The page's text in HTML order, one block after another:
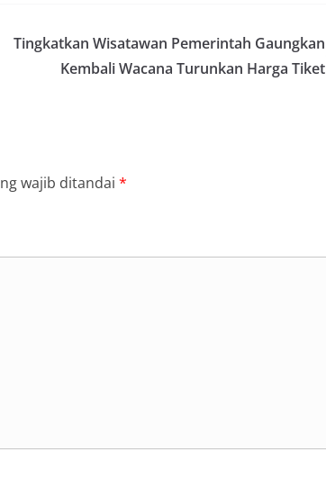
Tingkatkan Wisatawan Pemerintah Gaungkan
Kembali Wacana Turunkan Harga Tiket
wajib ditandai *